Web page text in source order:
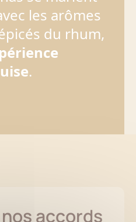
les arômes
du rhum,
.
accords